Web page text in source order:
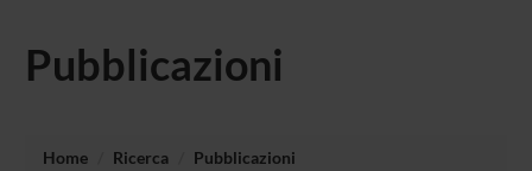
Pubblicazioni
Home Ricerca
Pubblicazioni